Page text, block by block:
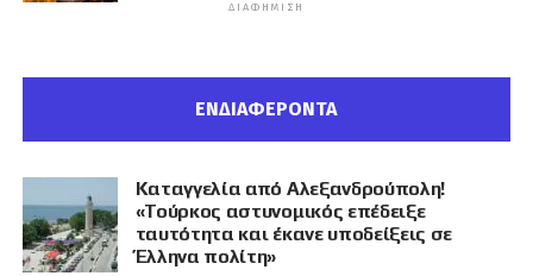
ΔΙΑΦΉΜΙΣΗ
ΕΝΔΙΑΦΕΡΟΝΤΑ
Καταγγελία από Αλεξανδρούπολη!
«Τούρκος αστυνομικός επέδειξε
ταυτότητα και έκανε υποδείξεις σε
Έλληνα πολίτη»